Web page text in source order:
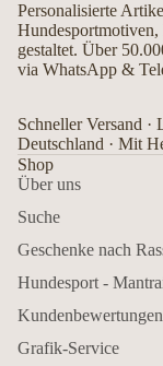
Personalisierte
gestaltet. Über
via WhatsApp &
Schneller Versand
Deutschland · Mit
Shop
Über uns
Suche
Geschenke nach
Hundesport -
Kundenbewertungen
Grafik-Service